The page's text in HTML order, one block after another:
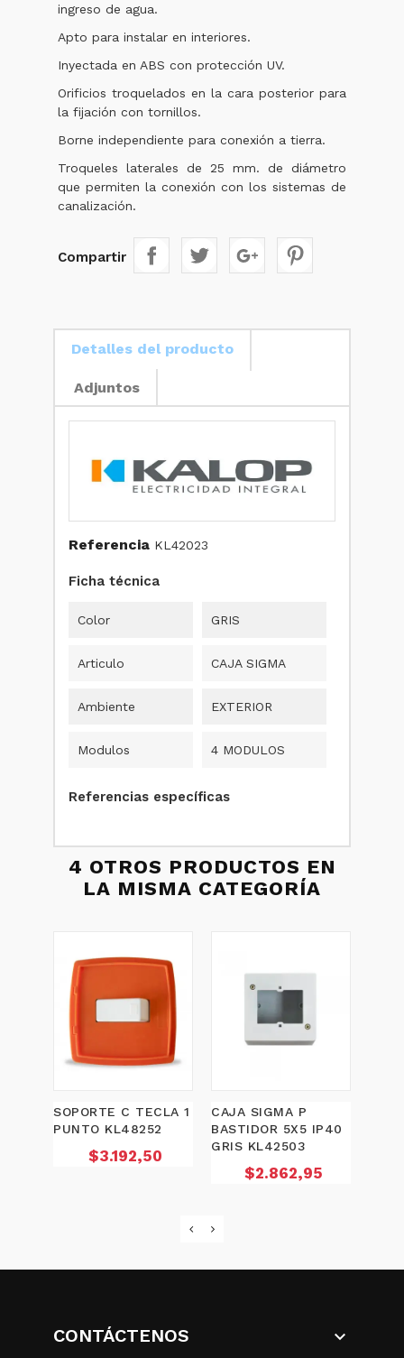
ingreso de agua.
Apto para instalar en interiores.
Inyectada en ABS con protección UV.
Orificios troquelados en la cara posterior para
la fijación con tornillos.
Borne independiente para conexión a tierra.
Troqueles laterales de 25 mm. de diámetro
que permiten la conexión con los sistemas de
canalización.
Compartir
Detalles del producto
Adjuntos
Referencia KL42023
Ficha técnica
Color GRIS
Articulo CAJA SIGMA
Ambiente EXTERIOR
Modulos 4 MODULOS
Referencias específicas
4 OTROS PRODUCTOS EN
LA MISMA CATEGORÍA
SOPORTE C TECLA 1
PUNTO KL48252
Precio
$3.192,50
CAJA SIGMA P
BASTIDOR 5X5 IP40
GRIS KL42503
Precio
$2.862,95
CONTÁCTENOS 